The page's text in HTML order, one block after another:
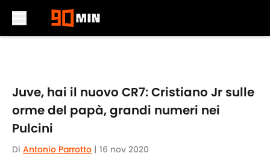
Juve, hai il nuovo CR7: Cristiano Jr sulle
orme del papà, grandi numeri nei
Pulcini
Di Antonio Parrotto | 16 nov 2020